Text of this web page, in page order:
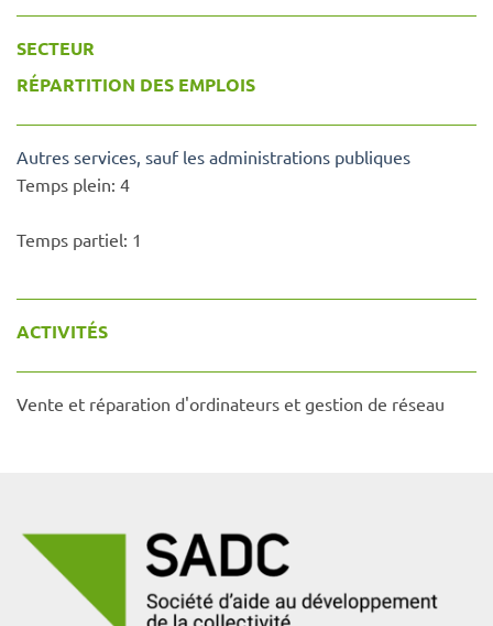
SECTEUR
RÉPARTITION DES EMPLOIS
Autres services, sauf les administrations publiques
Temps plein:4
Temps partiel: 1
ACTIVITÉS
Vente et réparation d'ordinateurs et gestion de réseau